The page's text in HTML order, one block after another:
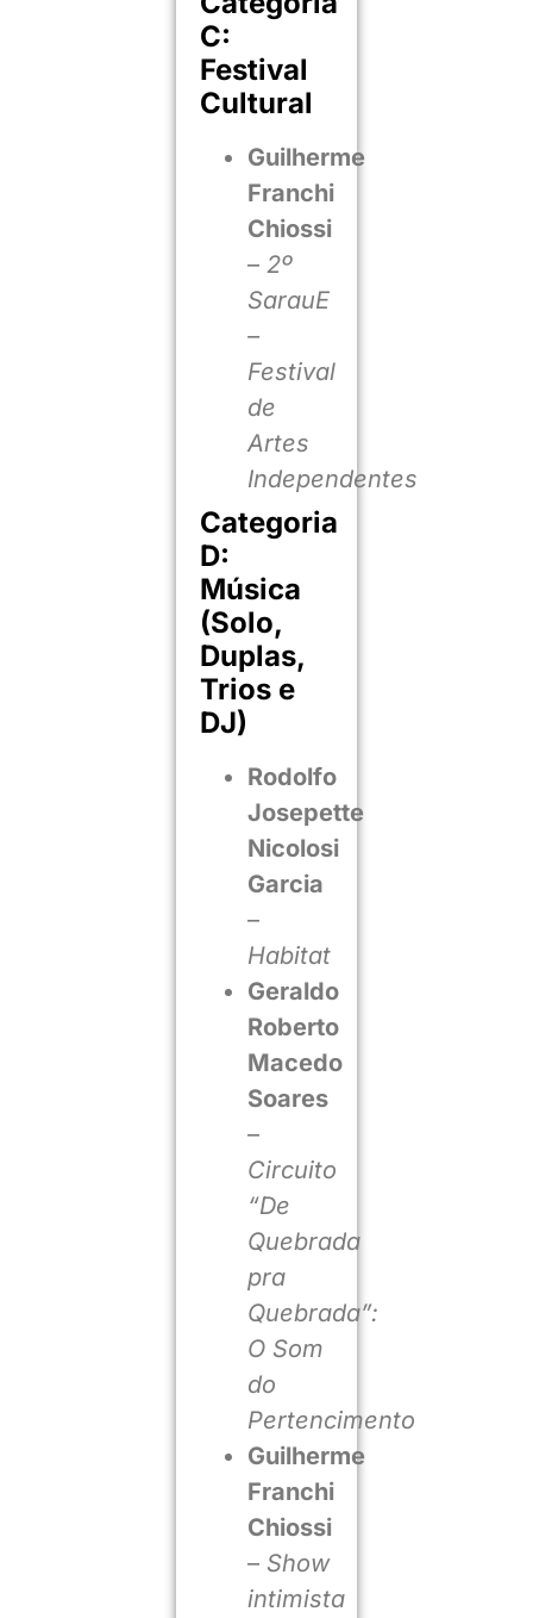
C:
Festival
Cultural
Guilherme
Franchi
Chiossi
– 2º
SarauE
–
Festival
de
Artes
Independentes
Categoria
D:
Música
(Solo,
Duplas,
Trios e
DJ)
Rodolfo
Josepette
Nicolosi
Garcia
–
Habitat
Geraldo
Roberto
Macedo
Soares
–
Circuito
“De
Quebrada
pra
Quebrada”:
O Som
do
Pertencimento
Guilherme
Franchi
Chiossi
– Show
intimista